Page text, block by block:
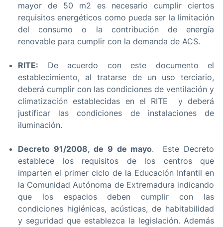
mayor de 50 m2 es necesario cumplir ciertos
requisitos energéticos como pueda ser la limitación
del consumo o la contribución de energía
renovable para cumplir con la demanda de ACS.
RITE: De acuerdo con este documento el
establecimiento, al tratarse de un uso terciario,
deberá cumplir con las condiciones de ventilación y
climatización establecidas en el RITE y deberá
justificar las condiciones de instalaciones de
iluminación.
Decreto 91/2008, de 9 de mayo. Este Decreto
establece los requisitos de los centros que
imparten el primer ciclo de la Educación Infantil en
la Comunidad Autónoma de Extremadura indicando
que los espacios deben cumplir con las
condiciones higiénicas, acústicas, de habitabilidad
y seguridad que establezca la legislación. Además